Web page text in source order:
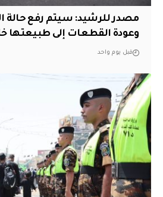
مصدر للرشيد: سيتم رفع حالة
وعودة القطعات إلى طبيعتها
قبل يوم واحد